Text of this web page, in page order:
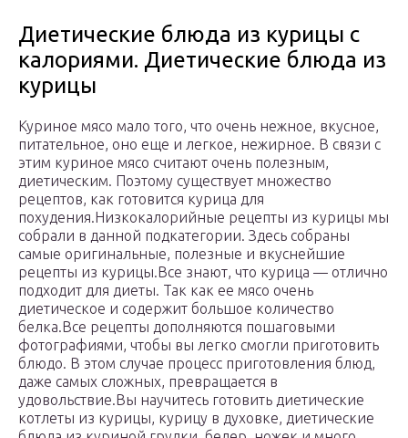
Диетические блюда из курицы с
калориями. Диетические блюда из
курицы
Куриное мясо мало того, что очень нежное, вкусное,
питательное, оно еще и легкое, нежирное. В связи с
этим куриное мясо считают очень полезным,
диетическим. Поэтому существует множество
рецептов, как готовится курица для
похудения.Низкокалорийные рецепты из курицы мы
собрали в данной подкатегории. Здесь собраны
самые оригинальные, полезные и вкуснейшие
рецепты из курицы.Все знают, что курица — отлично
подходит для диеты. Так как ее мясо очень
диетическое и содержит большое количество
белка.Все рецепты дополняются пошаговыми
фотографиями, чтобы вы легко смогли приготовить
блюдо. В этом случае процесс приготовления блюд,
даже самых сложных, превращается в
удовольствие.Вы научитесь готовить диетические
котлеты из курицы, курицу в духовке, диетические